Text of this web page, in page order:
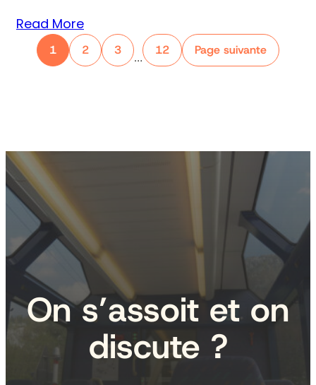
Read More
1 2 3
…
12 Page suivante
On s’assoit et on
discute ?